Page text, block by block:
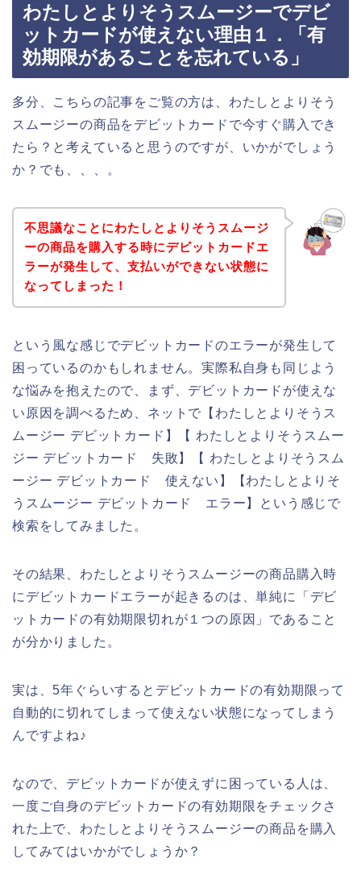
わたしとよりそうスムージーでデビ
ットカードが使えない理由１．「有
効期限があることを忘れている」
多分、こちらの記事をご覧の方は、わたしとよりそう
スムージーの商品をデビットカードで今すぐ購入でき
たら？と考えていると思うのですが、いかがでしょう
か？でも、、、。
不思議なことにわたしとよりそうスムージ
ーの商品を購入する時にデビットカードエ
ラーが発生して、支払いができない状態に
なってしまった！
という風な感じでデビットカードのエラーが発生して
困っているのかもしれません。実際私自身も同じよう
な悩みを抱えたので、まず、デビットカードが使えな
い原因を調べるため、ネットで【わたしとよりそうス
ムージー デビットカード】【 わたしとよりそうスムー
ジー デビットカード 失敗】【 わたしとよりそうスム
ージー デビットカード 使えない】【わたしとよりそ
うスムージー デビットカード エラー】という感じで
検索をしてみました。
その結果、わたしとよりそうスムージーの商品購入時
にデビットカードエラーが起きるのは、単純に「デビ
ットカードの有効期限切れが１つの原因」であること
が分かりました。
実は、5年ぐらいするとデビットカードの有効期限って
自動的に切れてしまって使えない状態になってしまう
んですよね♪
なので、デビットカードが使えずに困っている人は、
一度ご自身のデビットカードの有効期限をチェックさ
れた上で、わたしとよりそうスムージーの商品を購入
してみてはいかがでしょうか？